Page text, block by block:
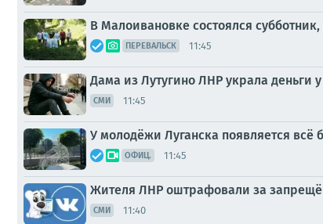
В Малоивановке состоялся
ПЕРЕВАЛЬСК 11:45
Дама из Лутугино ЛНР украла деньги
СМИ 11:45
У молодёжи Луганска появляется
ОФИЦ. 11:45
Жителя ЛНР оштрафовали за
СМИ 11:40